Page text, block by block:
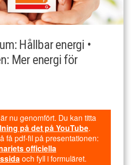
Hållbar energi •
Mer energi för
nu genomfört. Du kan titta
på det på YouTube.
få pdf-fil på presentationen:
officiella
och fyll i formuläret.